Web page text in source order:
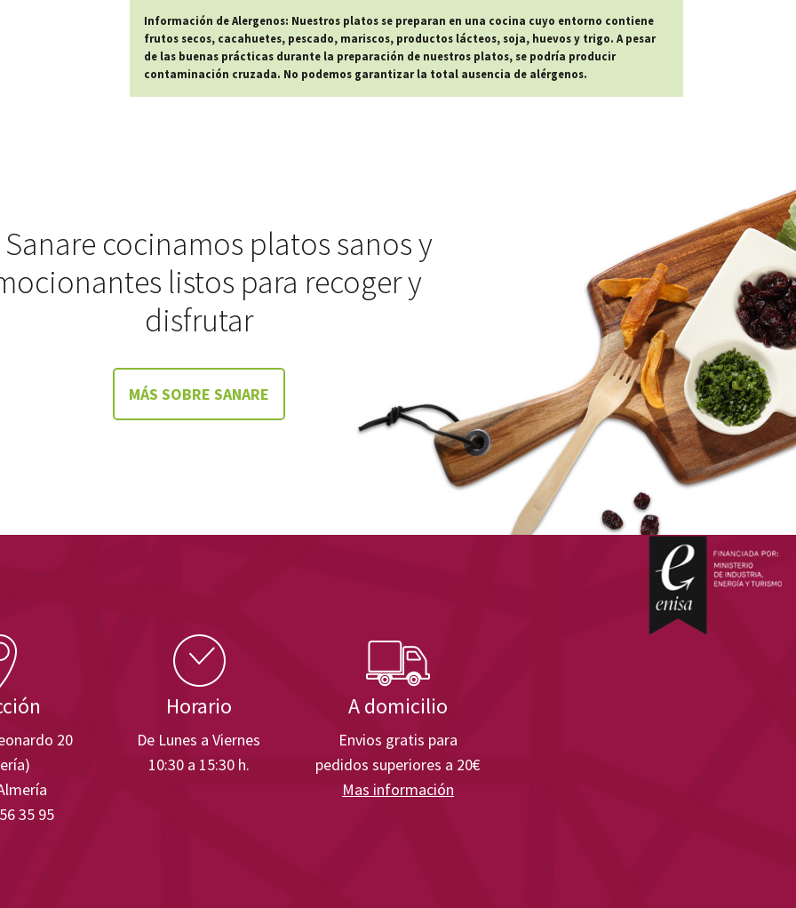
Información de Alergenos: Nuestros platos se preparan en una cocina cuyo entorno contiene
frutos secos, cacahuetes, pescado, mariscos, productos lácteos, soja, huevos y trigo. A pesar
de las buenas prácticas durante la preparación de nuestros platos, se podría producir
contaminación cruzada. No podemos garantizar la total ausencia de alérgenos.
Sanare cocinamos platos sanos y
listos para recoger y
disfrutar
MÁS SOBRE SANARE
20
35 95
Horario
De Lunes a Viernes
10:30 a 15:30 h.
A domicilio
Envios gratis para
pedidos superiores a 20€
Mas información